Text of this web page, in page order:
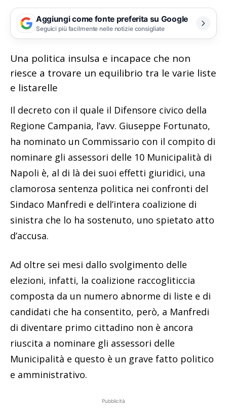
Aggiungi come fonte preferita su Google
Seguici più facilmente nelle notizie consigliate
Una politica insulsa e incapace che non
riesce a trovare un equilibrio tra le varie liste
e listarelle
Il decreto con il quale il Difensore civico della
Regione Campania, l’avv. Giuseppe Fortunato,
ha nominato un Commissario con il compito di
nominare gli assessori delle 10 Municipalità di
Napoli è, al di là dei suoi effetti giuridici, una
clamorosa sentenza politica nei confronti del
Sindaco Manfredi e dell’intera coalizione di
sinistra che lo ha sostenuto, uno spietato atto
d’accusa.
Ad oltre sei mesi dallo svolgimento delle
elezioni, infatti, la coalizione raccogliticcia
composta da un numero abnorme di liste e di
candidati che ha consentito, però, a Manfredi
di diventare primo cittadino non è ancora
riuscita a nominare gli assessori delle
Municipalità e questo è un grave fatto politico
e amministrativo.
Pubblicità